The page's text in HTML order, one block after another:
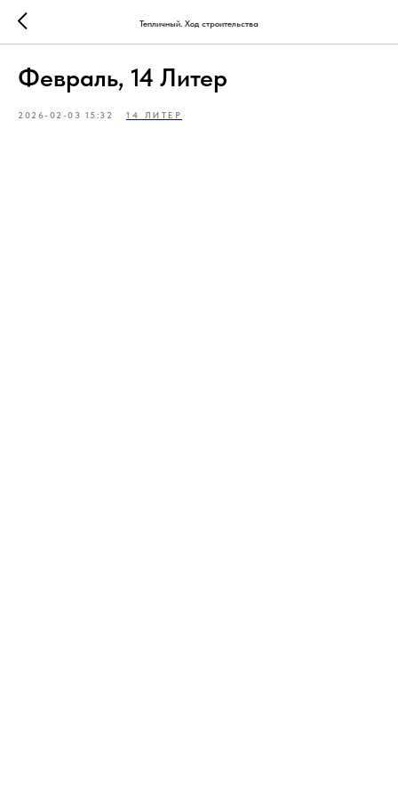
Тепличный. Ход строительства
Февраль, 14 Литер
2026-02-03 15:32 14 ЛИТЕР